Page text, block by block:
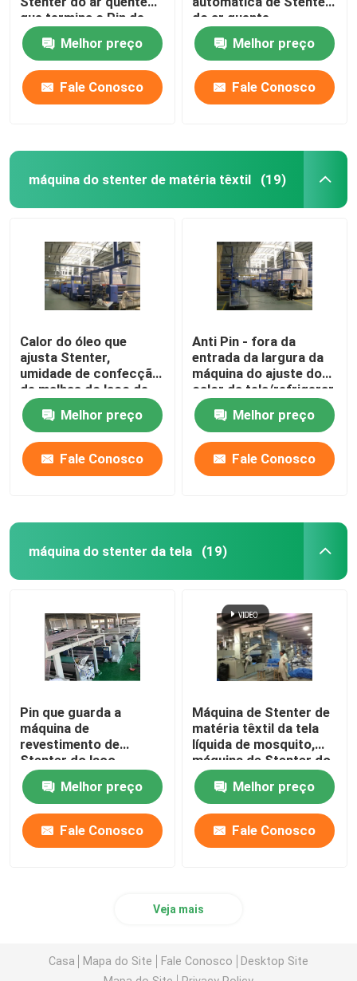
que termina o Pin de
Stenter/grampo
combinadosMelhor preço
Fale Conosco
do ar quente
personalizada
Melhor preço
Fale Conosco
máquina do stenter de matéria têxtil (19)
Calor do óleo que
ajusta Stenter,
umidade de confecção
de malhas do laço de
matéria têxtil das
máquinas de
revestimento
controlada
Melhor preço
Fale Conosco
Anti Pin - fora da
entrada da largura da
máquina do ajuste do
calor da tela/refrigerar
de ar abertos feitos
malha Melhor preço
Fale Conosco
máquina do stenter da tela (19)
Pin que guarda a
máquina de
revestimento de
Stenter do laço,
máquina feita malha do
ajuste do calor da tela
Melhor preço
Fale Conosco
Máquina de Stenter de
matéria têxtil da tela
líquida de mosquito,
máquina de Stenter do
ar quente de baixa
tensãoMelhor preço
Fale Conosco
Veja mais
Casa Mapa do Site Fale Conosco
Desktop Site